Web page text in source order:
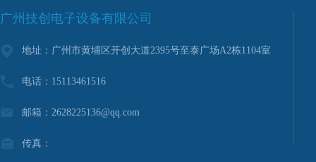
广州技创电子设备有限公司
地址：广州市黄埔区开创大道2395号至泰广场A2栋1104室
电话：15113461516
邮箱：2628225136@qq.com
传真：